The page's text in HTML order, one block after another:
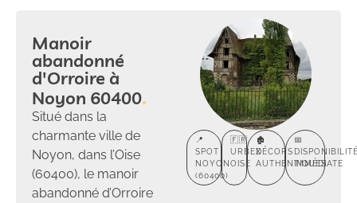
Manoir
abandonné
d'Orroire à
Noyon 60400
Situé dans la
charmante ville de
Noyon, dans l’Oise
(60400), le manoir
abandonné d’Orroire
📍
SPOT
NOYON
(60400)
🇫🇷
URBEX
OISE
🏚️
DÉCORS
AUTHENTIQUES
📅
IMMÉDIATE